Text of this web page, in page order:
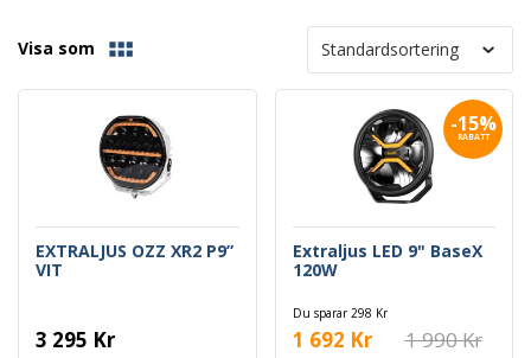
Visa som
EXTRALJUS OZZ XR2 P9”
VIT
3 295 Kr
-15%
RABATT
Extraljus LED 9" BaseX
120W
Du sparar 298 Kr
1 692 Kr 1 990 Kr